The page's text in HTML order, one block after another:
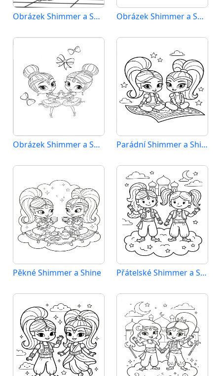
Obrázek Shimmer a Shine k vytištění Obrázek Shimmer a Shine zdarma
Obrázek Shimmer a Shine Parádní Shimmer a Shine
Pěkné Shimmer a Shine Přátelské Shimmer a Shine